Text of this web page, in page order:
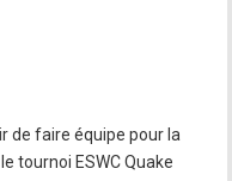
de faire équipe pour la
tournoi ESWC Quake